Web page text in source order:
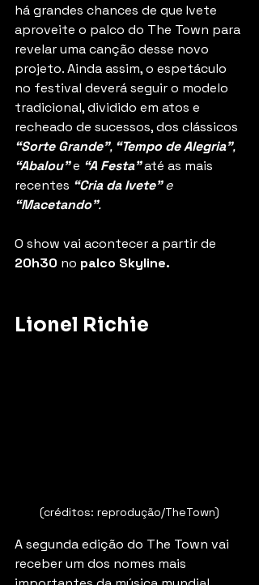
há grandes chances de que Ivete
aproveite o palco do The Town para
revelar uma canção desse novo
projeto. Ainda assim, o espetáculo
no festival deverá seguir o modelo
tradicional, dividido em atos e
recheado de sucessos, dos clássicos
“Sorte Grande”, “Tempo de Alegria”,
“Abalou”e “A Festa” até as mais
recentes “Cria da Ivete” e
“Macetando”.
O show vai acontecer a partir de
20h30 no palco Skyline.
Lionel Richie
(créditos: reprodução/TheTown)
A segunda edição do The Town vai
receber um dos nomes mais